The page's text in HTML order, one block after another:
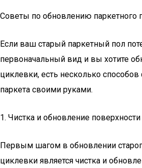
Советы по обновлению паркетного
Если ваш старый паркетный пол
первоначальный вид и вы хотите
циклевки, есть несколько способов
паркета своими руками.
1. Чистка и обновление поверхности
Первым шагом в обновлении
циклевки является чистка и